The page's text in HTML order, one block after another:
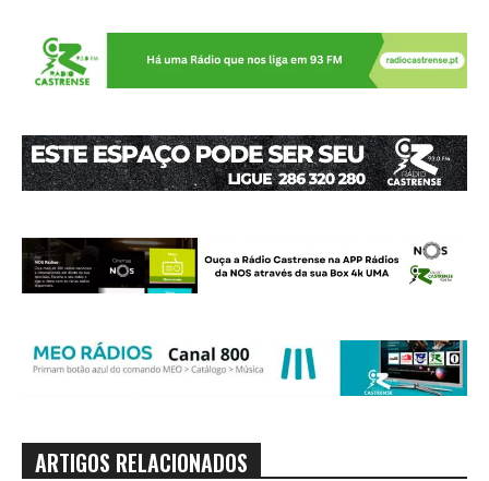
ARTIGOS RELACIONADOS